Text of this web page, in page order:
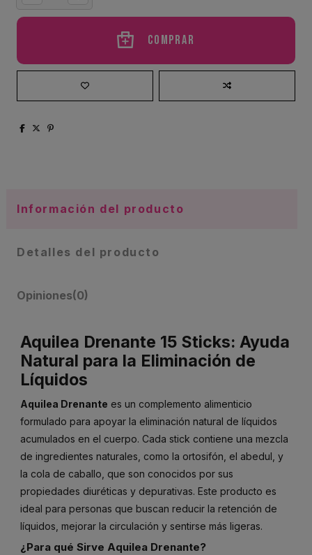
Comprar
Información del producto
Detalles del producto
Opiniones(0)
Aquilea Drenante 15 Sticks: Ayuda
Natural para la Eliminación de
Líquidos
Aquilea Drenante es un complemento alimenticio
formulado para apoyar la eliminación natural de líquidos
acumulados en el cuerpo. Cada stick contiene una mezcla
de ingredientes naturales, como la ortosifón, el abedul, y
la cola de caballo, que son conocidos por sus
propiedades diuréticas y depurativas. Este producto es
ideal para personas que buscan reducir la retención de
líquidos, mejorar la circulación y sentirse más ligeras.
¿Para qué Sirve Aquilea Drenante?